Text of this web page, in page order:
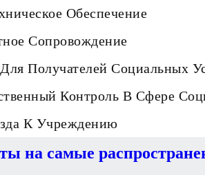
Обеспечение
Сопровождение
Получателей Социальных
Контроль В Сфере
К Учреждению
на самые